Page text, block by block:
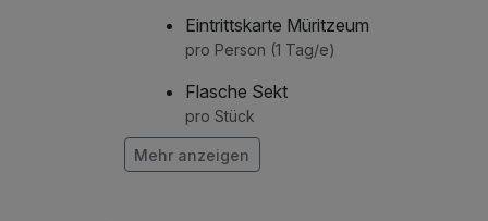
Eintrittskarte Müritzeum
pro Person (1 Tag/e)
Flasche Sekt
pro Stück
Leihfahrrad
Mehr anzeigen